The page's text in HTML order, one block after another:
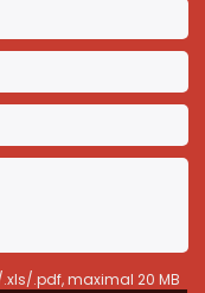
.pdf, maximal 20 MB